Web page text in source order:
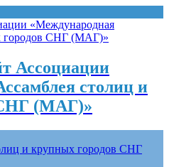
Ассоциации
столиц и
СНГ (МАГ)»
и крупных городов СНГ